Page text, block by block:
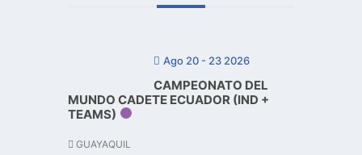
Ago 20 - 23 2026
CAMPEONATO DEL
MUNDO CADETE ECUADOR (IND +
TEAMS)
GUAYAQUIL